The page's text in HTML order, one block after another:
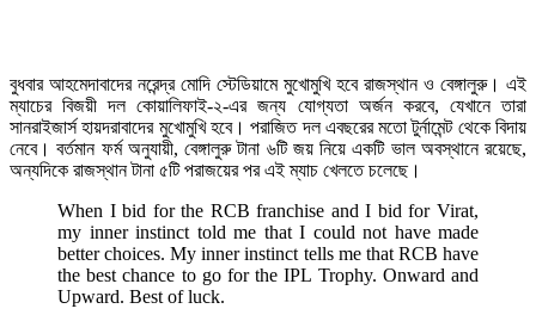
বুধবার আহমেদাবাদের নরেন্দ্র মোদি স্টেডিয়ামে মুখোমুখি হবে রাজস্থান ও বেঙ্গালুরু। এই
ম্যাচের বিজয়ী দল কোয়ালিফাই-২-এর জন্য যোগ্যতা অর্জন করবে, যেখানে তারা
সানরাইজার্স হায়দরাবাদের মুখোমুখি হবে। পরাজিত দল এবছরের মতো টুর্নামেন্ট থেকে বিদায়
নেবে। বর্তমান ফর্ম অনুযায়ী, বেঙ্গালুরু টানা ৬টি জয় নিয়ে একটি ভাল অবস্থানে রয়েছে,
অন্যদিকে রাজস্থান টানা ৫টি পরাজয়ের পর এই ম্যাচ খেলতে চলেছে।
When I bid for the RCB franchise and I bid for Virat,
my inner instinct told me that I could not have made
better choices. My inner instinct tells me that RCB have
the best chance to go for the IPL Trophy. Onward and
Upward. Best of luck.